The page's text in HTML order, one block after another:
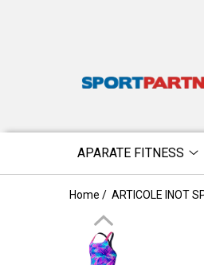
APARATE FITNESS
Home / ARTICOLE INOT